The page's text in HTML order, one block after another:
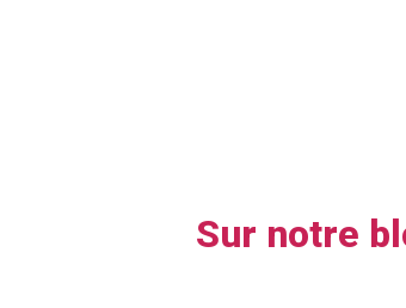
Sur notre